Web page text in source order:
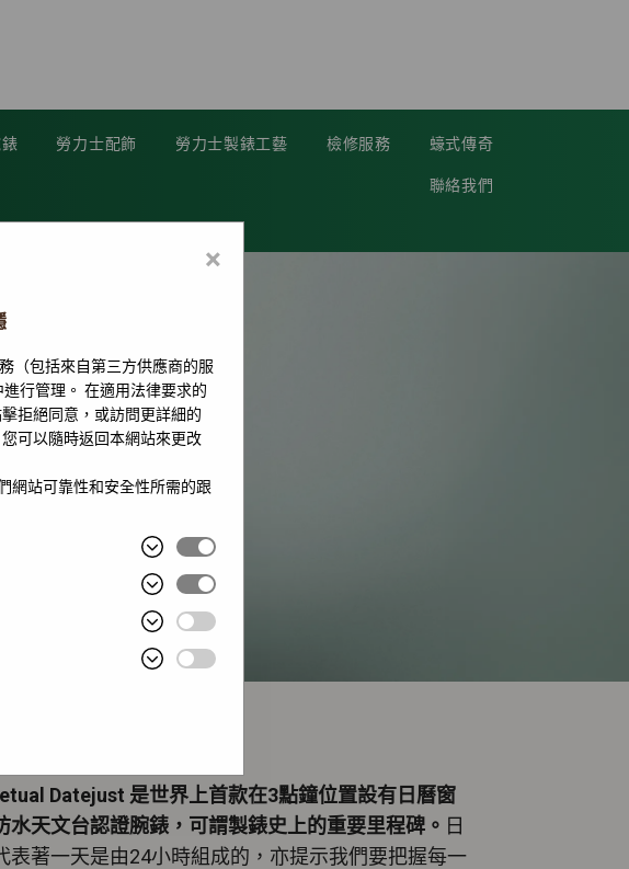
勞力士配飾 勞力士製錶工藝 檢修服務 蠔式傳奇
聯絡我們
Datejust 是世界上首款在3點鐘位置設有日曆窗
水天文台認證腕錶，可謂製錶史上的重要里程碑。 日
表著一天是由24小時組成的，亦提示我們要把握每一
×
（包括來自第三方供應商的服
行管理。 在適用法律要求的
拒絕同意，或訪問更詳細的
可以隨時返回本網站來更改
網站可靠性和安全性所需的跟